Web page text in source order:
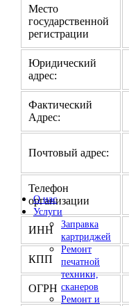
О нас
Услуги
Заправка
картриджей
Ремонт
печатной
техники,
сканеров
Ремонт и
Место
государственной
регистрации
Юридический
адрес:
Фактический
Адрес:
Почтовый адрес:
Телефон
организации
ИНН
КПП
ОГРН